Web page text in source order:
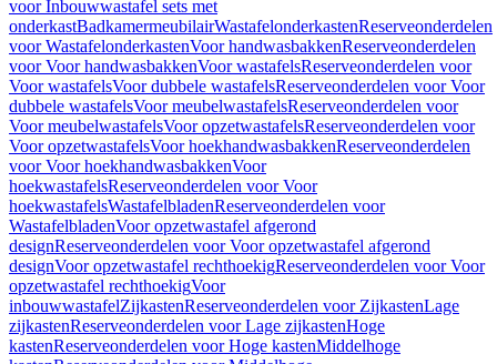
voor Inbouwwastafel sets met
onderkastBadkamermeubilairWastafelonderkastenReserveonderdelen
voor WastafelonderkastenVoor handwasbakkenReserveonderdelen
voor Voor handwasbakkenVoor wastafelsReserveonderdelen voor
Voor wastafelsVoor dubbele wastafelsReserveonderdelen voor Voor
dubbele wastafelsVoor meubelwastafelsReserveonderdelen voor
Voor meubelwastafelsVoor opzetwastafelsReserveonderdelen voor
Voor opzetwastafelsVoor hoekhandwasbakkenReserveonderdelen
voor Voor hoekhandwasbakkenVoor
hoekwastafelsReserveonderdelen voor Voor
hoekwastafelsWastafelbladenReserveonderdelen voor
WastafelbladenVoor opzetwastafel afgerond
designReserveonderdelen voor Voor opzetwastafel afgerond
designVoor opzetwastafel rechthoekigReserveonderdelen voor Voor
opzetwastafel rechthoekigVoor
inbouwwastafelZijkastenReserveonderdelen voor ZijkastenLage
zijkastenReserveonderdelen voor Lage zijkastenHoge
kastenReserveonderdelen voor Hoge kastenMiddelhoge